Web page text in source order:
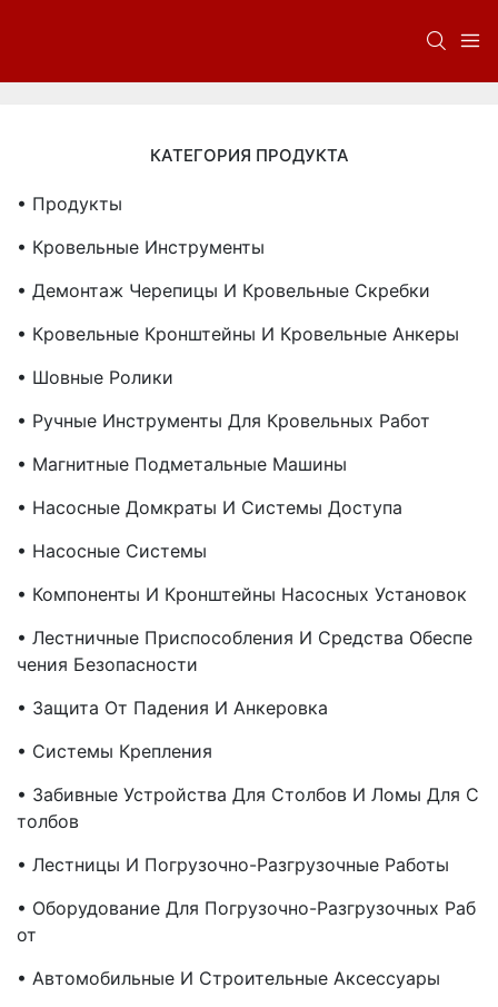
КАТЕГОРИЯ ПРОДУКТА
• Продукты
• Кровельные Инструменты
• Демонтаж Черепицы И Кровельные Скребки
• Кровельные Кронштейны И Кровельные Анкеры
• Шовные Ролики
• Ручные Инструменты Для Кровельных Работ
• Магнитные Подметальные Машины
• Насосные Домкраты И Системы Доступа
• Насосные Системы
• Компоненты И Кронштейны Насосных Установок
• Лестничные Приспособления И Средства Обеспе
Чения Безопасности
• Защита От Падения И Анкеровка
• Системы Крепления
• Забивные Устройства Для Столбов И Ломы Для С
Толбов
• Лестницы И Погрузочно-Разгрузочные Работы
• Оборудование Для Погрузочно-Разгрузочных Раб
От
• Автомобильные И Строительные Аксессуары